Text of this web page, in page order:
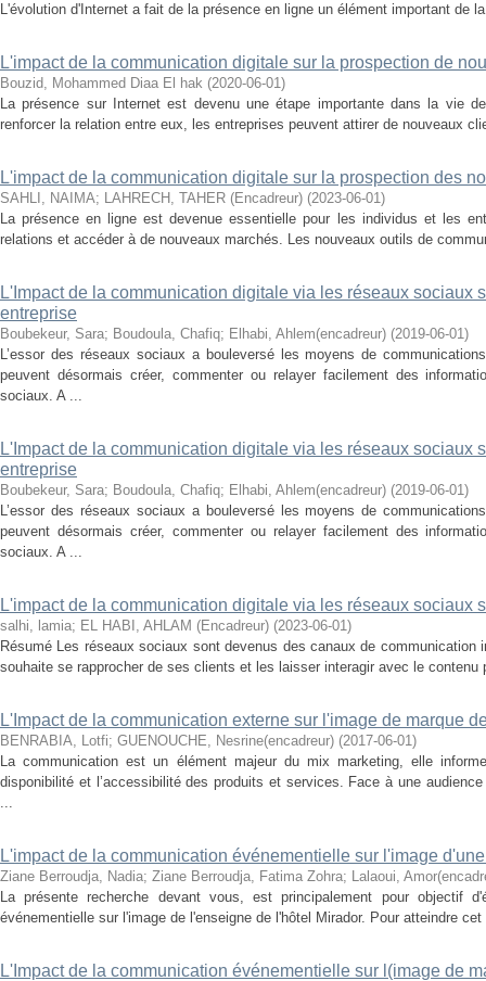
L'évolution d'Internet a fait de la présence en ligne un élément important de
L'impact de la communication digitale sur la prospection de
Bouzid, Mohammed Diaa El hak (2020-06-01)
La présence sur Internet est devenu une étape importante dans la vie
renforcer la relation entre eux, les entreprises peuvent attirer de nouveaux
L'impact de la communication digitale sur la prospection des
SAHLI, NAIMA; LAHRECH, TAHER (Encadreur) (2023-06-01)
La présence en ligne est devenue essentielle pour les individus et les
relations et accéder à de nouveaux marchés. Les nouveaux outils de
L'Impact de la communication digitale via les réseaux sociaux
entreprise
Boubekeur, Sara; Boudoula, Chafiq; Elhabi, Ahlem(encadreur) (2019-06-01)
L’essor des réseaux sociaux a bouleversé les moyens de
peuvent désormais créer, commenter ou relayer facilement des
sociaux. A ...
L'Impact de la communication digitale via les réseaux sociaux
entreprise
Boubekeur, Sara; Boudoula, Chafiq; Elhabi, Ahlem(encadreur) (2019-06-01)
L’essor des réseaux sociaux a bouleversé les moyens de
peuvent désormais créer, commenter ou relayer facilement des
sociaux. A ...
L'impact de la communication digitale via les réseaux sociaux
salhi, lamia; EL HABI, AHLAM (Encadreur) (2023-06-01)
Résumé Les réseaux sociaux sont devenus des canaux de communication
souhaite se rapprocher de ses clients et les laisser interagir avec le
L'Impact de la communication externe sur l'image de marque
BENRABIA, Lotfi; GUENOUCHE, Nesrine(encadreur) (2017-06-01)
La communication est un élément majeur du mix marketing, elle
disponibilité et l’accessibilité des produits et services. Face à une
...
L'impact de la communication événementielle sur l'image
Ziane Berroudja, Nadia; Ziane Berroudja, Fatima Zohra; Lalaoui,
La présente recherche devant vous, est principalement pour objectif
événementielle sur l'image de l'enseigne de l'hôtel Mirador. Pour atteindre
L'Impact de la communication événementielle sur l(image de